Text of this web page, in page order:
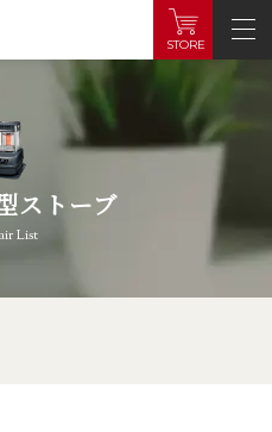
STORE
ストーブ
List